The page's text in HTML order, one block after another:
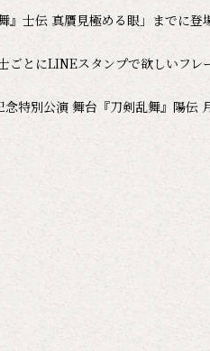
士伝 真贋見極める眼」までに登
とにLINEスタンプで欲しいフレ
特別公演 舞台『刀剣乱舞』陽伝